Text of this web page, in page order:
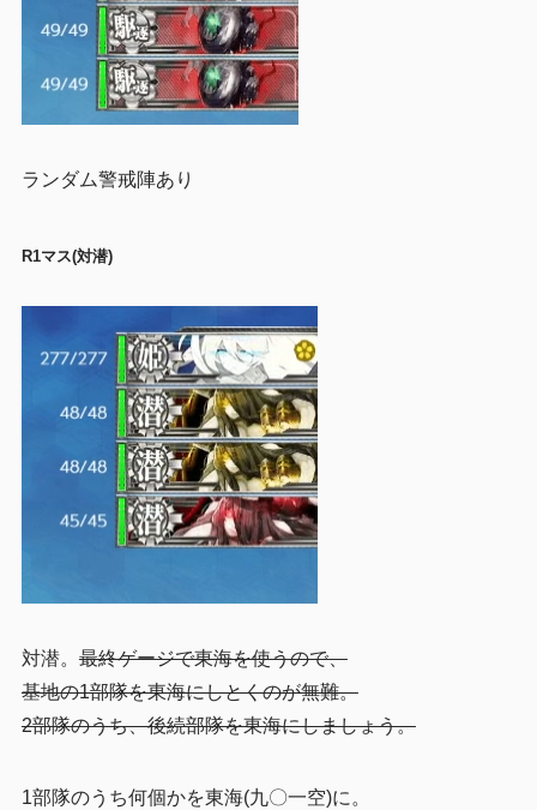
ランダム警戒陣あり
R1マス(対潜)
対潜。 最終ゲージで東海を使うので、
基地の1部隊を東海にしとくのが無難。
2部隊のうち、後続部隊を東海にしましょう。
1部隊のうち何個かを東海(九〇一空)に。